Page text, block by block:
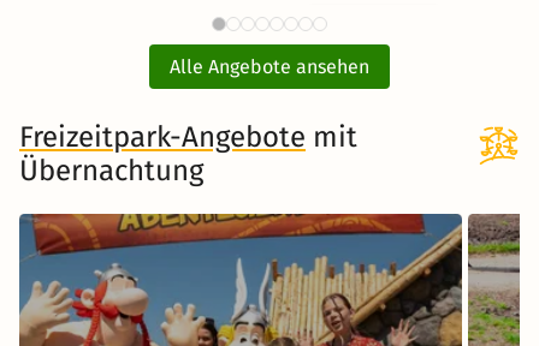
ab59 €
Tiergarten Nürnberg mit Hotel
inkl. Übernachtung und Frühstück
Zum Angebot
Alle Angebote ansehen
Freizeitpark-Angebote mit
Übernachtung